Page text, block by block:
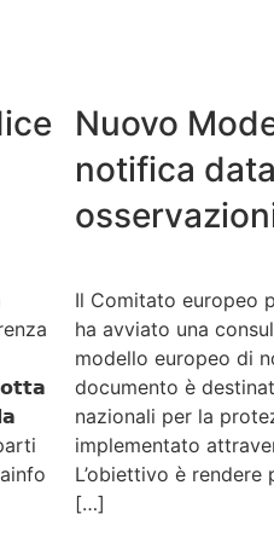
Nuovo
notifica
Il Comitato europeo
ha avviato una
modello europeo di
documento è
nazionali per la
implementato
L’obiettivo è
[…]